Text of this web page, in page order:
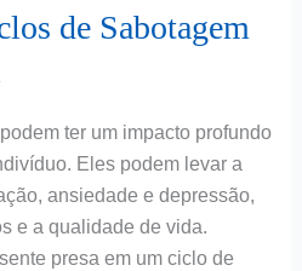
de Sabotagem
ter um impacto profundo
Eles podem levar a
ansiedade e depressão,
e a qualidade de vida.
presa em um ciclo de